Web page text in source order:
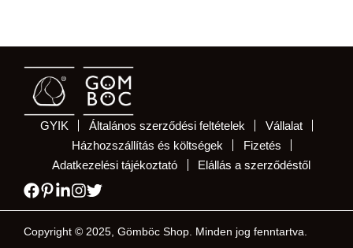
GYIK Általános szerződési feltételek
Vállalat
Házhozszállítás és költségek
Fizetés
Adatkezelési tájékoztató
Elállás a szerződéstől
Copyright © 2025, Gömböc Shop. Minden jog fenntartva.